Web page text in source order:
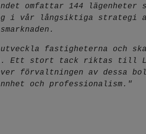
omfattar 144
i vår långsiktiga strategi
fastigheterna och
Ett stort tack riktas till
förvaltningen av dessa
och professionalism."